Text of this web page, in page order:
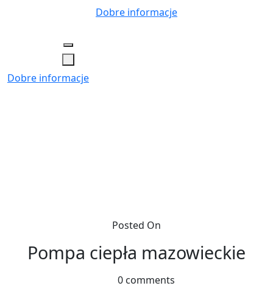
Dobre informacje
Dobre informacje
Posted On
Pompa ciepła mazowieckie
0 comments